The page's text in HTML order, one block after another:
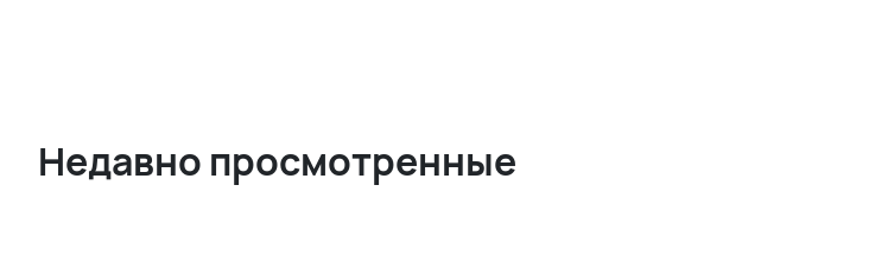
Недавно просмотренные